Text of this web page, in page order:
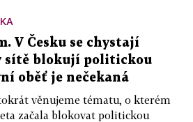
V Česku se chystají
sítě blokují politickou
oběť je nečekaná
věnujeme tématu, o kterém
začala blokovat politickou